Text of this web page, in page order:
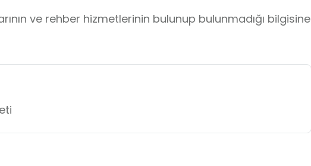
ve rehber hizmetlerinin bulunup bulunmadığı bilgisine